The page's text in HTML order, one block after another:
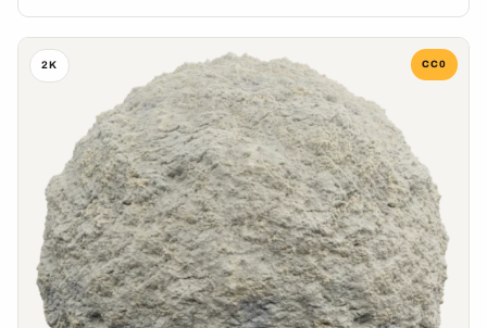
2K CC0